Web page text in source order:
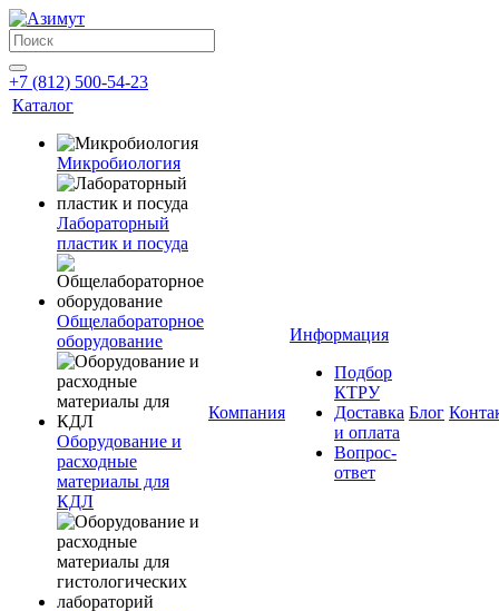
+7 (812) 500-54-23
Каталог
Микробиология
Лабораторный
пластик и посуда
Общелабораторное
оборудование
Оборудование и
расходные
материалы для
КДЛ
Компания
Информация
Подбор
КТРУ
Доставка
и оплата
Вопрос-
ответ
Блог